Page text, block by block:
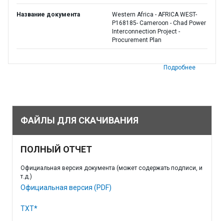
Название документа
Western Africa - AFRICA WEST-
P168185- Cameroon - Chad Power
Interconnection Project -
Procurement Plan
Подробнее
ФАЙЛЫ ДЛЯ СКАЧИВАНИЯ
ПОЛНЫЙ ОТЧЕТ
Официальная версия документа (может содержать подписи, и
т.д.)
Официальная версия (PDF)
TXT*